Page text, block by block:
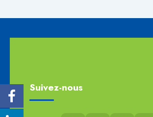
Suivez-nous